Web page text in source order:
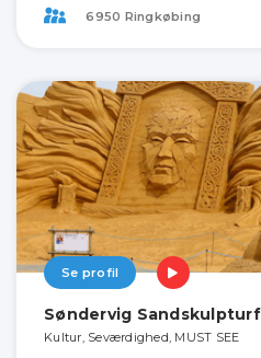
6950 Ringkøbing
Se profil
Søndervig
Kultur, Seværdighed, MUST SEE